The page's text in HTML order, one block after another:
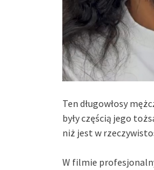
Ten długowłosy
były częścią jego
niż jest w
W filmie